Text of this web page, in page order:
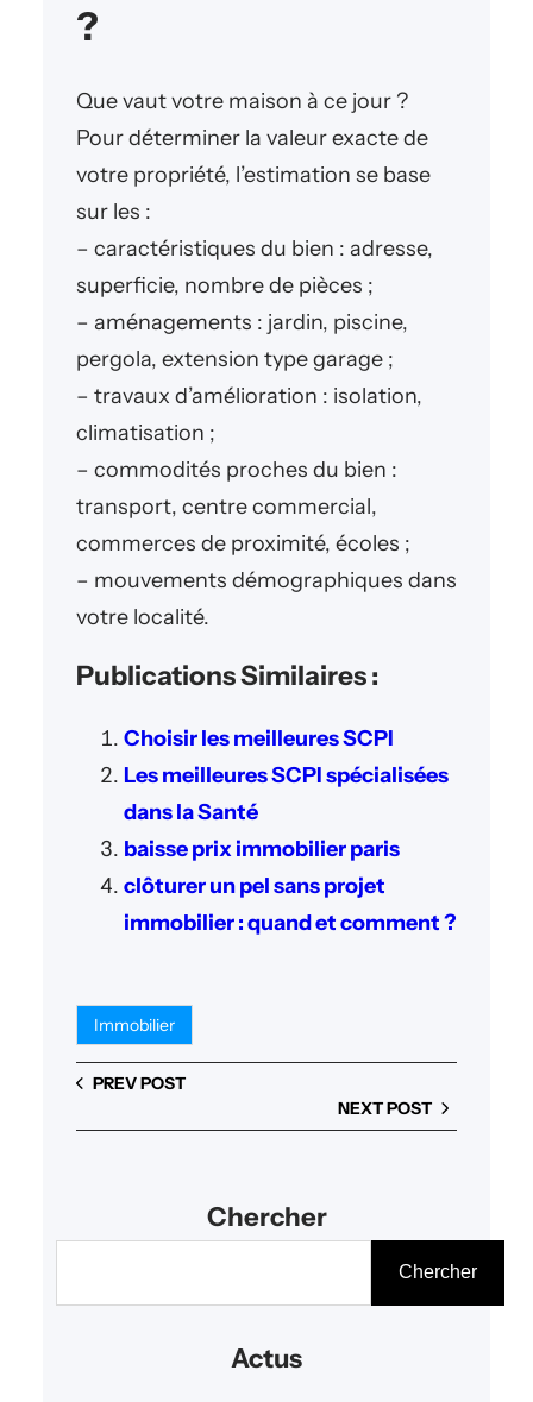
?
Que vaut votre maison à ce jour ?
Pour déterminer la valeur exacte de
votre propriété, l’estimation se base
sur les :
– caractéristiques du bien : adresse,
superficie, nombre de pièces ;
– aménagements : jardin, piscine,
pergola, extension type garage ;
– travaux d’amélioration : isolation,
climatisation ;
– commodités proches du bien :
transport, centre commercial,
commerces de proximité, écoles ;
– mouvements démographiques dans
votre localité.
Publications Similaires :
Choisir les meilleures SCPI
Les meilleures SCPI spécialisées
dans la Santé
baisse prix immobilier paris
clôturer un pel sans projet
immobilier : quand et comment ?
Immobilier
PREV POST
NEXT POST
Chercher
Chercher
Actus